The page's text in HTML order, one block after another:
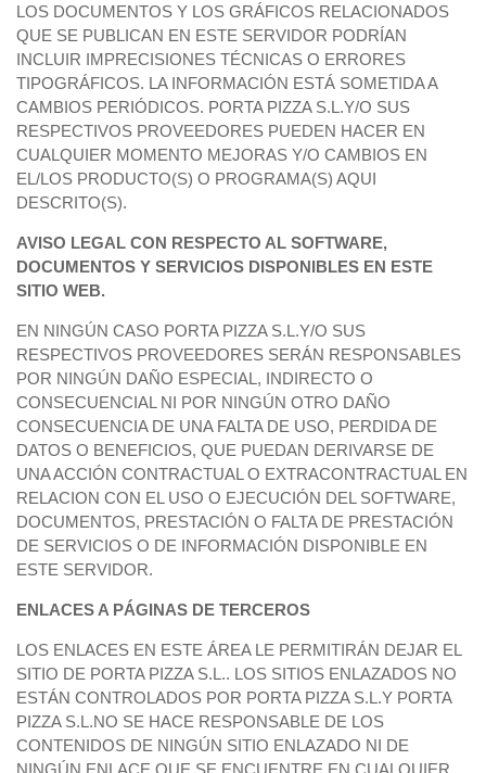
LOS DOCUMENTOS Y LOS GRÁFICOS RELACIONADOS
QUE SE PUBLICAN EN ESTE SERVIDOR PODRÍAN
INCLUIR IMPRECISIONES TÉCNICAS O ERRORES
TIPOGRÁFICOS. LA INFORMACIÓN ESTÁ SOMETIDA A
CAMBIOS PERIÓDICOS. PORTA PIZZA S.L.Y/O SUS
RESPECTIVOS PROVEEDORES PUEDEN HACER EN
CUALQUIER MOMENTO MEJORAS Y/O CAMBIOS EN
EL/LOS PRODUCTO(S) O PROGRAMA(S) AQUI
DESCRITO(S).
AVISO LEGAL CON RESPECTO AL SOFTWARE,
DOCUMENTOS Y SERVICIOS DISPONIBLES EN ESTE
SITIO WEB.
EN NINGÚN CASO PORTA PIZZA S.L.Y/O SUS
RESPECTIVOS PROVEEDORES SERÁN RESPONSABLES
POR NINGÚN DAÑO ESPECIAL, INDIRECTO O
CONSECUENCIAL NI POR NINGÚN OTRO DAÑO
CONSECUENCIA DE UNA FALTA DE USO, PERDIDA DE
DATOS O BENEFICIOS, QUE PUEDAN DERIVARSE DE
UNA ACCIÓN CONTRACTUAL O EXTRACONTRACTUAL EN
RELACION CON EL USO O EJECUCIÓN DEL SOFTWARE,
DOCUMENTOS, PRESTACIÓN O FALTA DE PRESTACIÓN
DE SERVICIOS O DE INFORMACIÓN DISPONIBLE EN
ESTE SERVIDOR.
ENLACES A PÁGINAS DE TERCEROS
LOS ENLACES EN ESTE ÁREA LE PERMITIRÁN DEJAR EL
SITIO DE PORTA PIZZA S.L.. LOS SITIOS ENLAZADOS NO
ESTÁN CONTROLADOS POR PORTA PIZZA S.L.Y PORTA
PIZZA S.L.NO SE HACE RESPONSABLE DE LOS
CONTENIDOS DE NINGÚN SITIO ENLAZADO NI DE
NINGÚN ENLACE QUE SE ENCUENTRE EN CUALQUIER